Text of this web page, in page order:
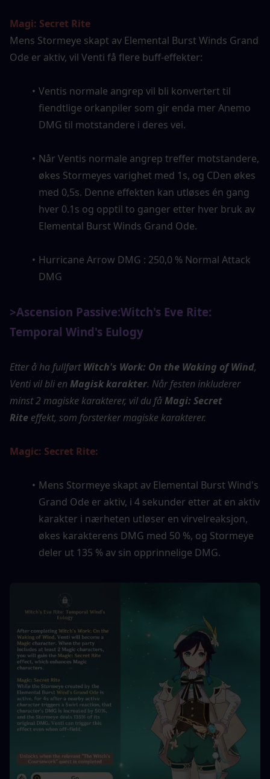
Magi: Secret Rite
Mens Stormeye skapt av Elemental Burst Winds Grand
Ode er aktiv, vil Venti få flere buff-effekter:
Ventis normale angrep vil bli konvertert til
fiendtlige orkanpiler som gir enda mer Anemo
DMG til motstandere i deres vei.
Når Ventis normale angrep treffer motstandere,
økes Stormeyes varighet med 1s, og CDen økes
med 0,5s. Denne effekten kan utløses én gang
hver 0.1s og opptil to ganger etter hver bruk av
Elemental Burst Winds Grand Ode.
Hurricane Arrow DMG : 250,0 % Normal Attack
DMG
>Ascension Passive:Witch's Eve Rite:
Temporal Wind's Eulogy
Etter å ha fullført Witch's Work: On the Waking of Wind,
Venti vil bli en Magisk karakter. Når festen inkluderer
minst 2 magiske karakterer, vil du få Magi: Secret
Rite effekt, som forsterker magiske karakterer.
Magic: Secret Rite:
Mens Stormeye skapt av Elemental Burst Wind's
Grand Ode er aktiv, i 4 sekunder etter at en aktiv
karakter i nærheten utløser en virvelreaksjon,
økes karakterens DMG med 50 %, og Stormeye
deler ut 135 % av sin opprinnelige DMG.